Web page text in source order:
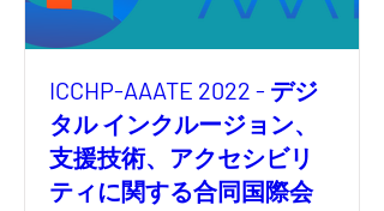
ICCHP-AAATE 2022 - デジ
タル インクルージョン、
支援技術、アクセシビリ
ティに関する合同国際会